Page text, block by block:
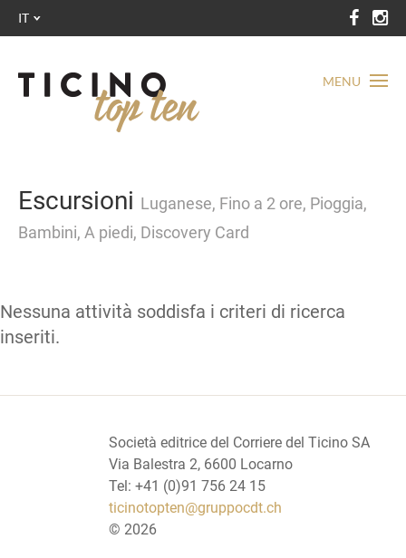
MENU
IT
Escursioni Luganese, Fino a 2 ore, Pioggia,
Bambini, A piedi, Discovery Card
Nessuna attività soddisfa i criteri di ricerca
inseriti.
Società editrice del Corriere del Ticino SA
Via Balestra 2, 6600 Locarno
Tel: +41 (0)91 756 24 15
ticinotopten@gruppocdt.ch
© 2026